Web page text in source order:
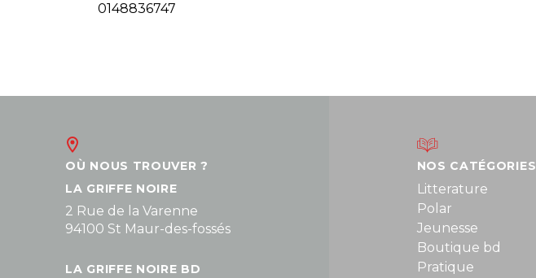
0148836747
OÙ NOUS TROUVER ?
LA GRIFFE NOIRE
2 Rue de la Varenne
94100 St Maur-des-fossés
LA GRIFFE NOIRE BD
NOS CATÉGORIES
Litterature
Polar
Jeunesse
Boutique bd
Pratique